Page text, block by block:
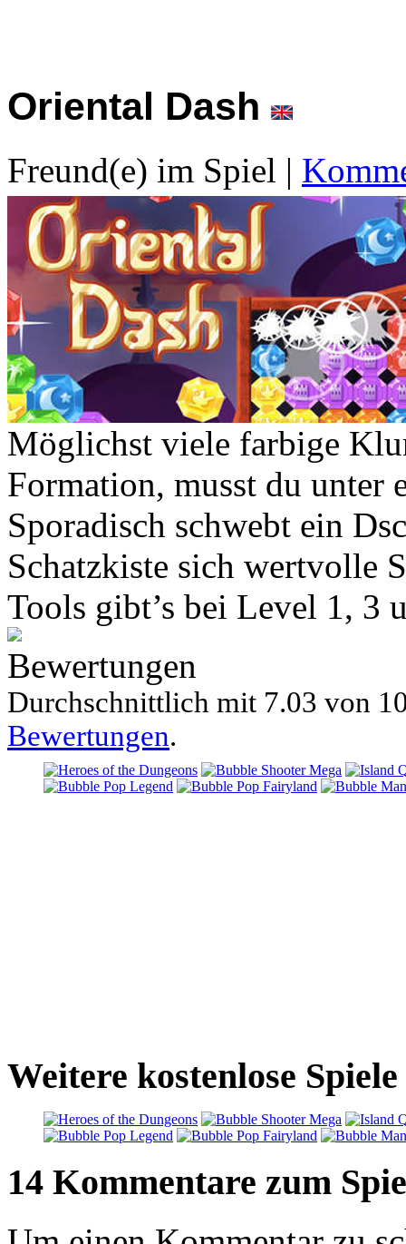
Oriental Dash
Freund(e) im Spiel |
Möglichst viele farbige
Formation, musst du unter
Sporadisch schwebt ein
Schatzkiste sich wertvolle
Tools gibt’s bei Level 1, 3
Bewertungen
Durchschnittlich mit 7.03 von
Bewertungen.
Weitere kostenlose
14 Kommentare zum